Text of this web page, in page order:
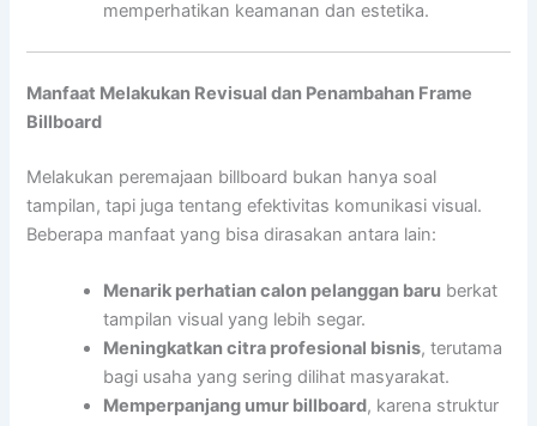
memperhatikan keamanan dan estetika.
Manfaat Melakukan Revisual dan Penambahan Frame
Billboard
Melakukan peremajaan billboard bukan hanya soal
tampilan, tapi juga tentang efektivitas komunikasi visual.
Beberapa manfaat yang bisa dirasakan antara lain:
Menarik perhatian calon pelanggan baru berkat
tampilan visual yang lebih segar.
Meningkatkan citra profesional bisnis, terutama
bagi usaha yang sering dilihat masyarakat.
Memperpanjang umur billboard, karena struktur